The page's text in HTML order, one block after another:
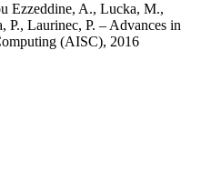
Ezzeddine, A., Lucka, M.,
P., Laurinec, P. – Advances in
(AISC), 2016